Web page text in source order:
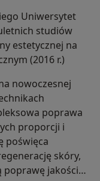
Uniwersytet
studiów
estetycznej na
(2016 r.)
nowoczesnej
poprawa
proporcji i
poświęca
skóry,
poprawę jakości